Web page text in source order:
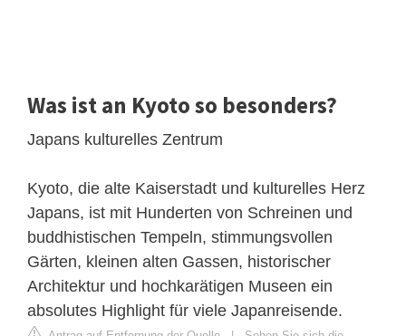
Was ist an Kyoto so besonders?
Japans kulturelles Zentrum
Kyoto, die alte Kaiserstadt und kulturelles Herz
Japans, ist mit Hunderten von Schreinen und
buddhistischen Tempeln, stimmungsvollen
Gärten, kleinen alten Gassen, historischer
Architektur und hochkarätigen Museen ein
absolutes Highlight für viele Japanreisende.